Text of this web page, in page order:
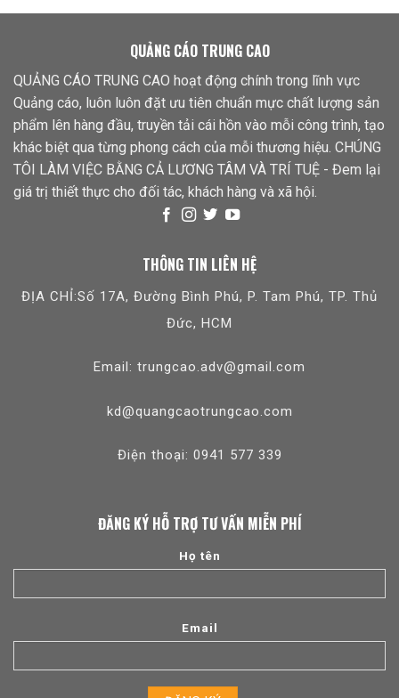
QUẢNG CÁO TRUNG CAO
QUẢNG CÁO TRUNG CAO hoạt động chính trong lĩnh vực
Quảng cáo, luôn luôn đặt ưu tiên chuẩn mực chất lượng sản
phẩm lên hàng đầu, truyền tải cái hồn vào mỗi công trình, tạo
khác biệt qua từng phong cách của mỗi thương hiệu. CHÚNG
TÔI LÀM VIỆC BẰNG CẢ LƯƠNG TÂM VÀ TRÍ TUỆ - Đem lại
giá trị thiết thực cho đối tác, khách hàng và xã hội.
THÔNG TIN LIÊN HỆ
ĐỊA CHỈ:Số 17A, Đường Bình Phú, P. Tam Phú, TP. Thủ
Đức, HCM
Email: trungcao.adv@gmail.com
kd@quangcaotrungcao.com
Điện thoại: 0941 577 339
ĐĂNG KÝ HỖ TRỢ TƯ VẤN MIỄN PHÍ
Họ tên
Email